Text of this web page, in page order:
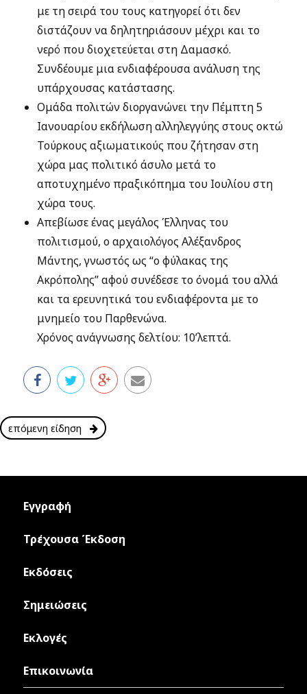
με τη σειρά του τους κατηγορεί ότι δεν
διστάζουν να δηλητηριάσουν μέχρι και το
νερό που διοχετεύεται στη Δαμασκό.
Συνδέουμε μια ενδιαφέρουσα ανάλυση της
υπάρχουσας κατάστασης.
Ομάδα πολιτών διοργανώνει την Πέμπτη 5
Ιανουαρίου εκδήλωση αλληλεγγύης στους οκτώ
Τούρκους αξιωματικούς που ζήτησαν στη
χώρα μας πολιτικό άσυλο μετά το
αποτυχημένο πραξικόπημα του Ιουλίου στη
χώρα τους.
Απεβίωσε ένας μεγάλος Έλληνας του
πολιτισμού, ο αρχαιολόγος Αλέξανδρος
Μάντης, γνωστός ως “ο φύλακας της
Ακρόπολης” αφού συνέδεσε το όνομά του αλλά
και τα ερευνητικά του ενδιαφέροντα με το
μνημείο του Παρθενώνα.
Χρόνος ανάγνωσης δελτίου: 10’λεπτά.
επόμενη είδηση
Εγγραφή
Τρέχουσα Έκδοση
Εκδόσεις
Σημειώσεις
Εκλογές
Επικοινωνία